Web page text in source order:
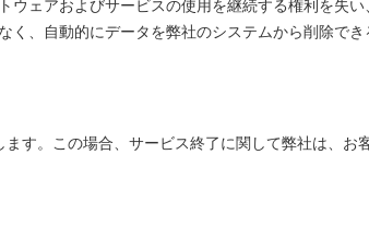
ェアおよびサービスの使用を継続する権利を失
、自動的にデータを弊社のシステムから削除で
す。この場合、サービス終了に関して弊社は、お